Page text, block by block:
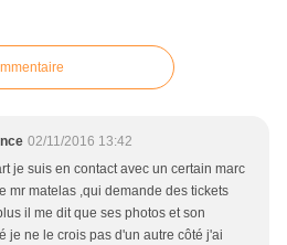
02/11/2016 13:42
je suis en contact avec un certain marc
mr matelas ,qui demande des tickets
il me dit que ses photos et son
je ne le crois pas d'un autre côté j'ai